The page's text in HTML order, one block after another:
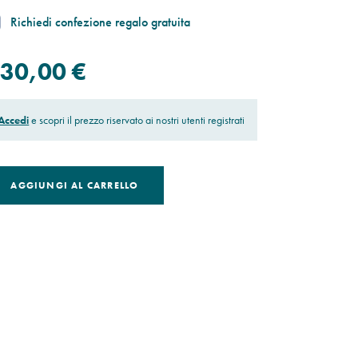
Richiedi confezione regalo gratuita
€
e scopri il prezzo riservato ai nostri utenti registrati
AGGIUNGI AL CARRELLO